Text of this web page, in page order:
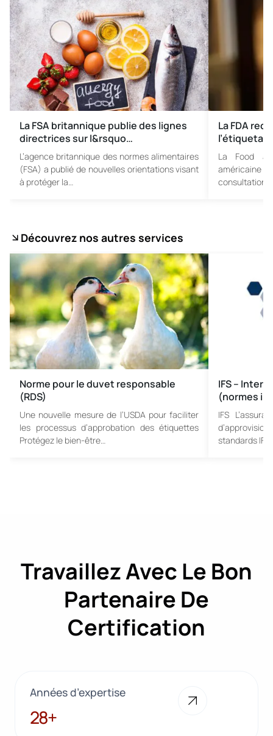
La FSA britannique publie des lignes
directrices sur l&rsquo…
L’agence britannique des normes alimentaires
(FSA) a publié de nouvelles orientations visant
à protéger la…
La FDA
La Food
américaine
consultation
Découvrez nos autres services
Norme pour le duvet responsable
(RDS)
Une nouvelle mesure de l’USDA pour faciliter
les processus d’approbation des étiquettes
Protégez le bien-être…
IFS –
(normes
IFS
standards
Travaillez Avec Le Bon
Partenaire De
Certification
Années d’expertise
28+
28+